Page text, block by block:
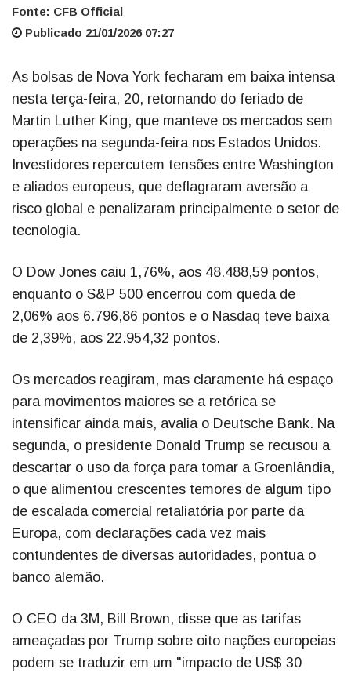
Fonte: CFB Official
Publicado 21/01/2026 07:27
As bolsas de Nova York fecharam em baixa intensa
nesta terça-feira, 20, retornando do feriado de
Martin Luther King, que manteve os mercados sem
operações na segunda-feira nos Estados Unidos.
Investidores repercutem tensões entre Washington
e aliados europeus, que deflagraram aversão a
risco global e penalizaram principalmente o setor de
tecnologia.
O Dow Jones caiu 1,76%, aos 48.488,59 pontos,
enquanto o S&P 500 encerrou com queda de
2,06% aos 6.796,86 pontos e o Nasdaq teve baixa
de 2,39%, aos 22.954,32 pontos.
Os mercados reagiram, mas claramente há espaço
para movimentos maiores se a retórica se
intensificar ainda mais, avalia o Deutsche Bank. Na
segunda, o presidente Donald Trump se recusou a
descartar o uso da força para tomar a Groenlândia,
o que alimentou crescentes temores de algum tipo
de escalada comercial retaliatória por parte da
Europa, com declarações cada vez mais
contundentes de diversas autoridades, pontua o
banco alemão.
O CEO da 3M, Bill Brown, disse que as tarifas
ameaçadas por Trump sobre oito nações europeias
podem se traduzir em um "impacto de US$ 30